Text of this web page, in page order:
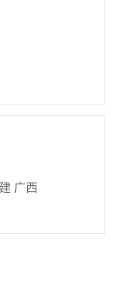
广西